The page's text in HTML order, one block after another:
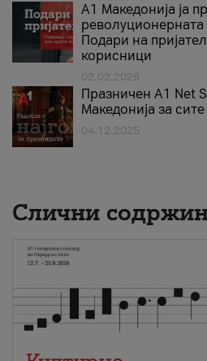
А1 Македонија ја
Подари на
корисници
02.02.2026
Празничен A1 Net
Македонија за
04.12.2025
Слични